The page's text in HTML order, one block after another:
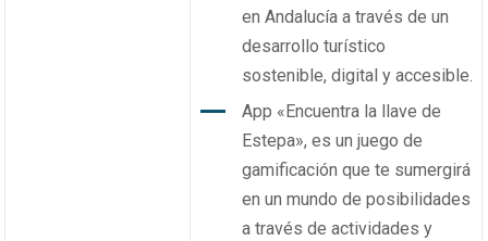
en Andalucía a través de un
desarrollo turístico
sostenible, digital y accesible.
App «Encuentra la llave de
Estepa», es un juego de
gamificación que te sumergirá
en un mundo de posibilidades
a través de actividades y